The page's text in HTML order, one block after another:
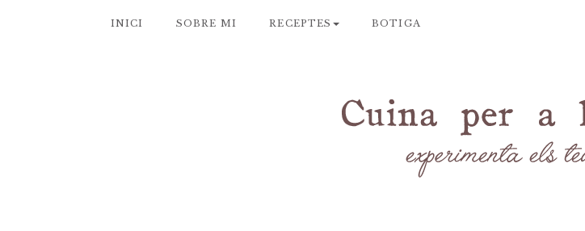
INICI SOBRE MI RECEPTES BOTIGA